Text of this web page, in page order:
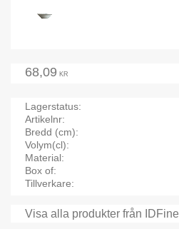
68,09 KR
Lagerstatus
Artikelnr
Bredd (cm)
Volym(cl)
Material
Box of
Tillverkare
Visa alla produkter från IDFine